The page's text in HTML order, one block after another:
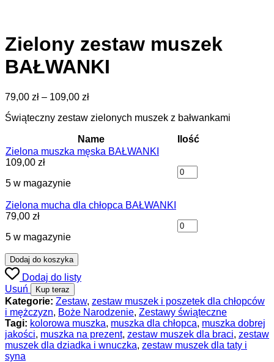
Zielony zestaw muszek
BAŁWANKI
79,00 zł – 109,00 złZakres
od
do
109,00 zł
Świąteczny zestaw zielonych muszek z bałwankami
Name
Ilość
Zielona muszka męska BAŁWANKI
109,00 zł
5 w magazynie
Zielona mucha dla chłopca BAŁWANKI
79,00 zł
5 w magazynie
Dodaj do koszyka
Dodaj do listy
Usuń
Kup teraz
Kategorie: Zestaw, zestaw muszek i poszetek dla chłopców
i mężczyzn, Boże Narodzenie, Zestawy świąteczne
Tagi: kolorowa muszka, muszka dla chłopca, muszka dobrej
jakości, muszka na prezent, zestaw muszek dla braci, zestaw
muszek dla dziadka i wnuczka, zestaw muszek dla taty i
syna